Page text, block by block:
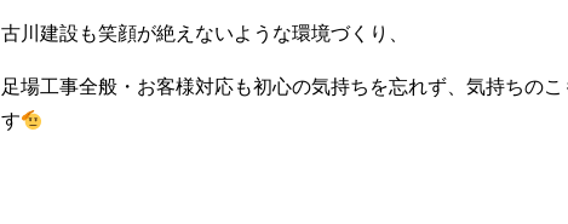
古川建設も笑顔が絶えないような環境づくり、
足場工事全般・お客様対応も初心の気持ちを忘れず、気持ちの
す